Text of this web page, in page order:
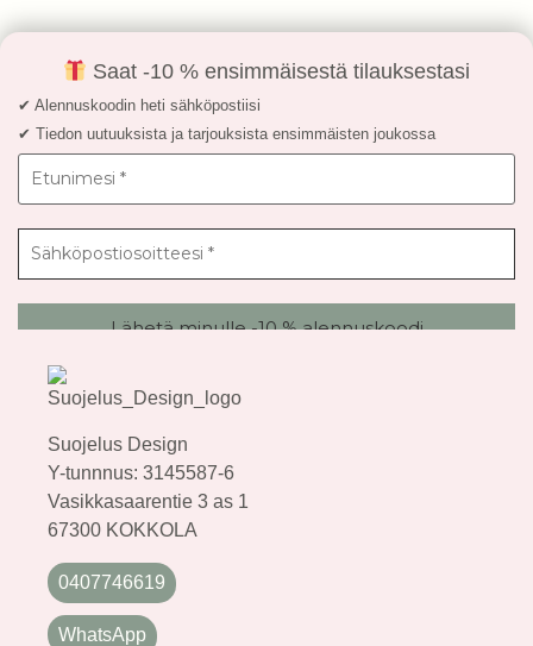
Saat -10 % ensimmäisestä tilauksestasi
✔ Alennuskoodin heti sähköpostiisi
✔ Tiedon uutuuksista ja tarjouksista ensimmäisten joukossa
Suojelus Design
Y-tunnnus: 3145587-6
Vasikkasaarentie 3 as 1
67300 KOKKOLA
0407746619
WhatsApp